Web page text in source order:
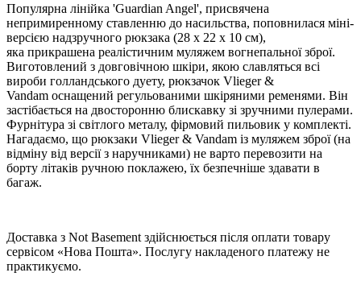
Популярна лінійка 'Guardian Angel', присвячена
непримиренному ставленню до насильства, поповнилася міні-
версією надзручного рюкзака (28 x 22 x 10 см),
яка прикрашена реалістичним муляжем вогнепальної зброї.
Виготовлений з довговічною шкіри, якою славляться всі
вироби голландського дуету, рюкзачок Vlieger &
Vandam оснащений регульованими шкіряними ременями. Він
застібається на двосторонню блискавку зі зручними пулерами.
Фурнітура зі світлого металу, фірмовий пильовик у комплекті.
Нагадаємо, що рюкзаки Vlieger & Vandam із муляжем зброї (на
відміну від версії з наручниками) не варто перевозити на
борту літаків ручною поклажею, їх безпечніше здавати в
багаж.
Доставка з Not Basement здійснюється після оплати товару
сервісом «Нова Пошта». Послугу накладеного платежу не
практикуємо.